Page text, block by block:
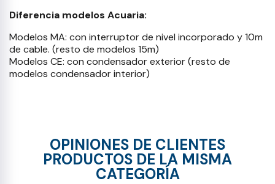
Diferencia modelos Acuaria:
Modelos MA: con interruptor de nivel incorporado y 10m
de cable. (resto de modelos 15m)
Modelos CE: con condensador exterior (resto de
modelos condensador interior)
OPINIONES DE CLIENTES
PRODUCTOS DE LA MISMA
CATEGORÍA